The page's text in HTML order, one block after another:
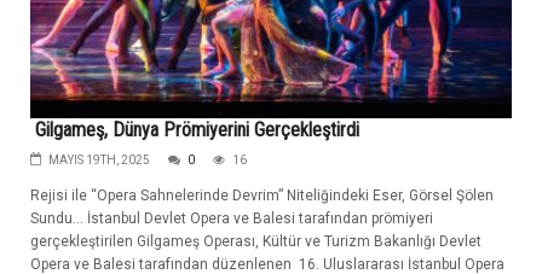
Gilgameş, Dünya Prömiyerini Gerçekleştirdi
MAYIS 19TH, 2025 0 16
Rejisi ile “Opera Sahnelerinde Devrim” Niteliğindeki Eser, Görsel Şölen
Sundu… İstanbul Devlet Opera ve Balesi tarafından prömiyeri
gerçekleştirilen Gilgameş Operası, Kültür ve Turizm Bakanlığı Devlet
Opera ve Balesi tarafından düzenlenen 16. Uluslararası İstanbul Opera